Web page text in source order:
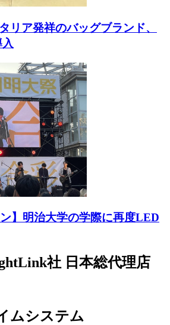
リア発祥のバッグブランド、
】明治大学の学際に再度LED
社 日本総代理店
ムシステム